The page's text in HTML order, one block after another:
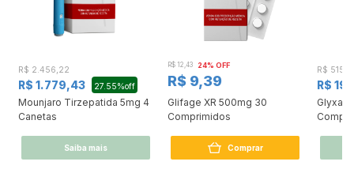
R$ 2.456,22
R$ 1.779,43 27.55%off
Mounjaro Tirzepatida 5mg 4
Canetas
Saiba mais
R$ 12,43 24% OFF
R$ 9,39
Glifage XR 500mg 30
Comprimidos
Comprar
R$
R$